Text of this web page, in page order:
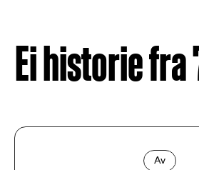
Ei historie
Av